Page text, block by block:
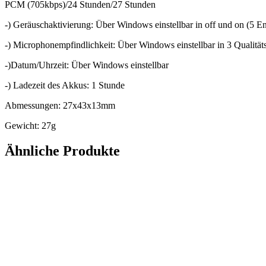
PCM (705kbps)/24 Stunden/27 Stunden
-) Geräuschaktivierung: Über Windows einstellbar in off und on (5
-) Microphonempfindlichkeit: Über Windows einstellbar in 3
-)Datum/Uhrzeit: Über Windows einstellbar
-) Ladezeit des Akkus: 1 Stunde
Abmessungen: 27x43x13mm
Gewicht: 27g
Ähnliche Produkte